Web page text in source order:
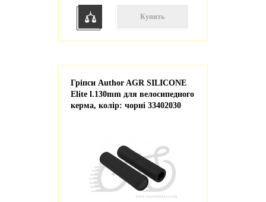
Купить
Гріпси Author AGR SILICONE
Elite l.130mm для велосипедного
керма, колір: чорні 33402030